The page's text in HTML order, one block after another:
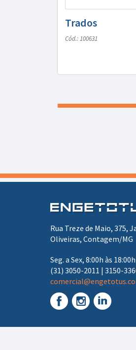
Trados
Cód.: 100631
Rua Treze de Maio, 375,
Oliveiras, Contagem/MG
Seg. a Sex, 8:00h às 18:00h
(31) 3050-2011 | 3150-